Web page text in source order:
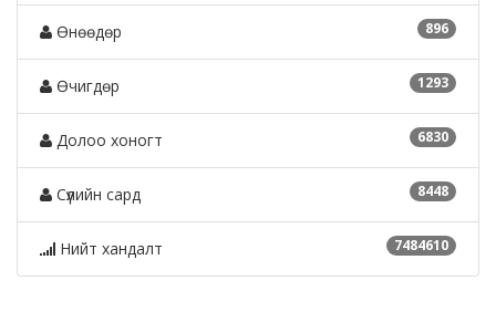
896
Өнөөдөр
1293
Өчигдөр
6830
Долоо хоногт
8448
Сүүлийн сард
7484610
Нийт хандалт